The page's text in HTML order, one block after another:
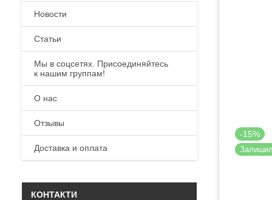
-15%
Новости
Статьи
Мы в соцсетях. Присоединяйтесь
к нашим группам!
О нас
Отзывы
Доставка и оплата
КОНТАКТИ